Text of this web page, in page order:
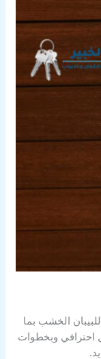
الخشب بما
احترافي وبخطوات